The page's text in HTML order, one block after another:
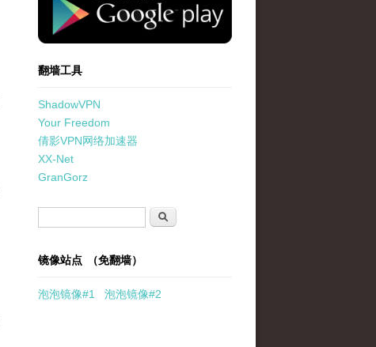
翻墙工具
ShadowVPN
Your Freedom
倩影VPN网络加速器
XX-Net
GranGorz
搜索
镜像站点 （免翻墙）
泡泡镜像#1 泡泡镜像#2